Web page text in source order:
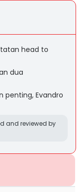
head to
dua
penting, Evandro
and reviewed by